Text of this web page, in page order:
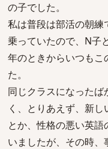
の子でした。
私は普段は部活の朝
乗っていたので、N子
年のときからいつもこ
た。
同じクラスになった
く、とりあえず、新
とか、性格の悪い英
いましたが、その時、